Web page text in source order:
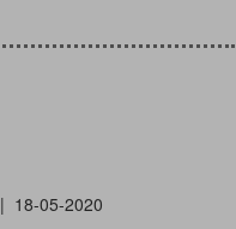
| 18-05-2020